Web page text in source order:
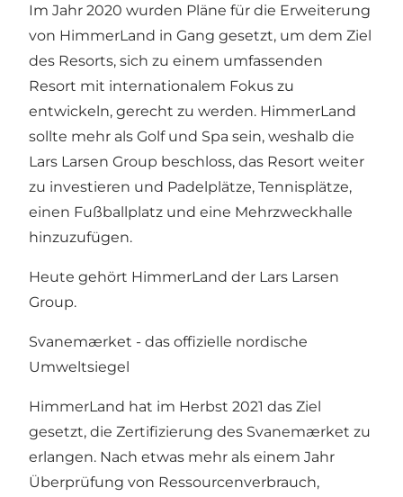
Im Jahr 2020 wurden Pläne für die Erweiterung
von HimmerLand in Gang gesetzt, um dem Ziel
des Resorts, sich zu einem umfassenden
Resort mit internationalem Fokus zu
entwickeln, gerecht zu werden. HimmerLand
sollte mehr als Golf und Spa sein, weshalb die
Lars Larsen Group beschloss, das Resort weiter
zu investieren und Padelplätze, Tennisplätze,
einen Fußballplatz und eine Mehrzweckhalle
hinzuzufügen.
Heute gehört HimmerLand der Lars Larsen
Group.
Svanemærket - das offizielle nordische
Umweltsiegel
HimmerLand hat im Herbst 2021 das Ziel
gesetzt, die Zertifizierung des Svanemærket zu
erlangen. Nach etwas mehr als einem Jahr
Überprüfung von Ressourcenverbrauch,